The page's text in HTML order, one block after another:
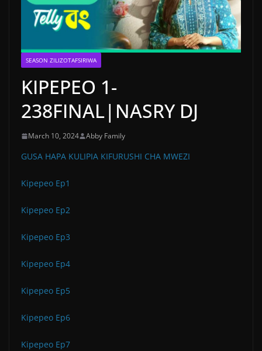
SEASON ZILIZOTAFSIRIWA
KIPEPEO 1-
238FINAL|NASRY DJ
March 10, 2024 Abby Family
GUSA HAPA KULIPIA KIFURUSHI CHA MWEZI
Kipepeo Ep1
Kipepeo Ep2
Kipepeo Ep3
Kipepeo Ep4
Kipepeo Ep5
Kipepeo Ep6
Kipepeo Ep7